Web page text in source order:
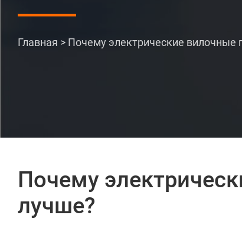
Главная > Почему электрические вилочные
Почему
лучше?